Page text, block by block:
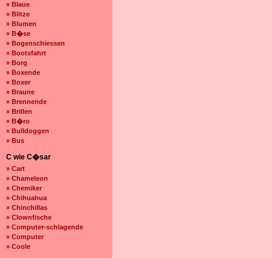
» Blaue
» Blitze
» Blumen
» B�se
» Bogenschiessen
» Bootsfahrt
» Borg
» Boxende
» Boxer
» Braune
» Brennende
» Brillen
» B�ro
» Bulldoggen
» Bus
C wie C�sar
» Cart
» Chameleon
» Chemiker
» Chihuahua
» Chinchillas
» Clownfische
» Computer-schlagende
» Computer
» Coole